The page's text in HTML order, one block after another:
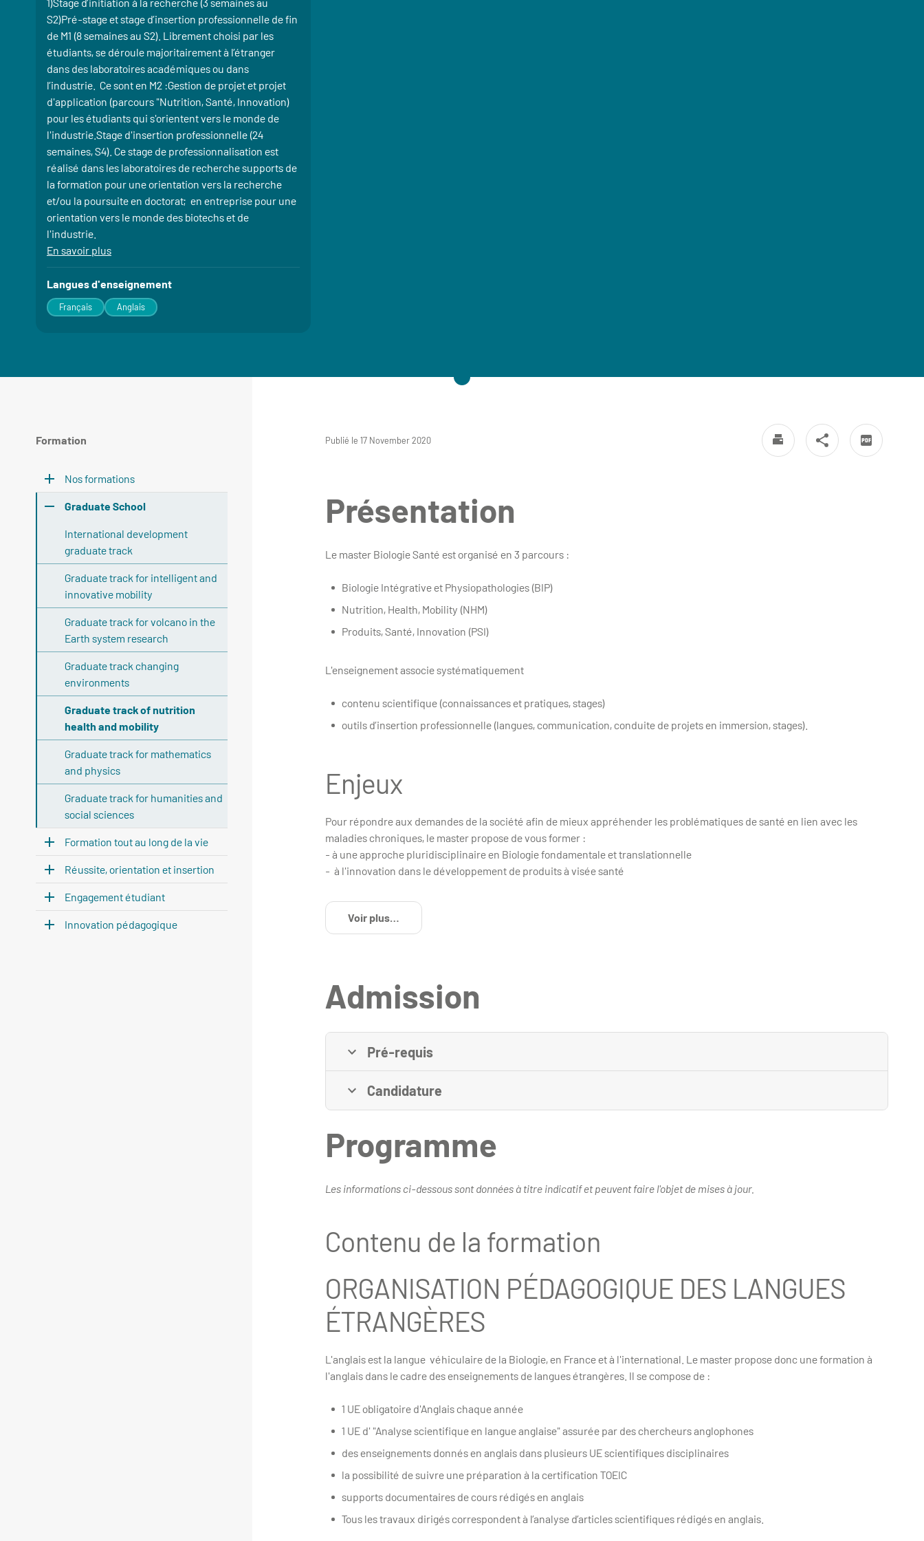
1)Stage d’initiation à la recherche (3 semaines au
S2)Pré-stage et stage d’insertion professionnelle de fin
de M1 (8 semaines au S2). Librement choisi par les
étudiants, se déroule majoritairement à l’étranger
dans des laboratoires académiques ou dans
l’industrie. Ce sont en M2 :Gestion de projet et projet
d'application (parcours "Nutrition, Santé, Innovation)
pour les étudiants qui s'orientent vers le monde de
l'industrie.Stage d'insertion professionnelle (24
semaines, S4). Ce stage de professionnalisation est
réalisé dans les laboratoires de recherche supports de
la formation pour une orientation vers la recherche
et/ou la poursuite en doctorat; en entreprise pour une
orientation vers le monde des biotechs et de
l'industrie.
En savoir plus
Langues d'enseignement
Français Anglais
Publié le 17 November 2020
Présentation
Le master Biologie Santé est organisé en 3 parcours :
Biologie Intégrative et Physiopathologies (BIP)
Nutrition, Health, Mobility (NHM)
Produits, Santé, Innovation (PSI)
L'enseignement associe systématiquement
contenu scientifique (connaissances et pratiques, stages)
outils d’insertion professionnelle (langues, communication, conduite de projets en immersion, stages).
Enjeux
Pour répondre aux demandes de la société afin de mieux appréhender les problématiques de santé en lien avec les
maladies chroniques, le master propose de vous former :
- à une approche pluridisciplinaire en Biologie fondamentale et translationnelle
- à l'innovation dans le développement de produits à visée santé
Voir plusde détails
Admission
Pré-requis
Candidature
Programme
Les informations ci-dessous sont données à titre indicatif et peuvent faire l'objet de mises à jour.
Contenu de la formation
ORGANISATION PÉDAGOGIQUE DES LANGUES
ÉTRANGÈRES
L'anglais est la langue véhiculaire de la Biologie, en France et à l'international. Le master propose donc une formation à
l'anglais dans le cadre des enseignements de langues étrangères. Il se compose de :
1 UE obligatoire d'Anglais chaque année
1 UE d' "Analyse scientifique en langue anglaise" assurée par des chercheurs anglophones
des enseignements donnés en anglais dans plusieurs UE scientifiques disciplinaires
la possibilité de suivre une préparation à la certification TOEIC
supports documentaires de cours rédigés en anglais
Tous les travaux dirigés correspondent à l’analyse d’articles scientifiques rédigés en anglais.
Formation
Nos formations
Graduate School
International development
graduate track
Graduate track for intelligent and
innovative mobility
Graduate track for volcano in the
Earth system research
Graduate track changing
environments
Graduate track of nutrition
health and mobility
Graduate track for mathematics
and physics
Graduate track for humanities and
social sciences
Formation tout au long de la vie
Réussite, orientation et insertion
Engagement étudiant
Innovation pédagogique